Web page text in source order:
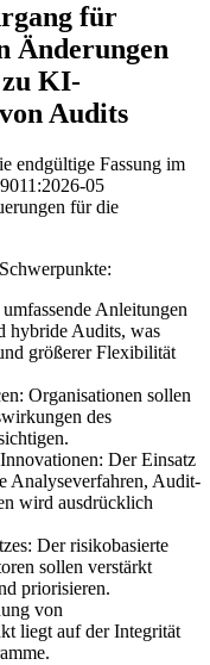
für
Änderungen
zu KI-
Audits
endgültige Fassung im
05
für die
Anleitungen
hybride Audits, was
größerer Flexibilität
Organisationen sollen
des
Der Einsatz
Analyseverfahren, Audit-
wird ausdrücklich
Der risikobasierte
sollen verstärkt
priorisieren.
von
liegt auf der Integrität